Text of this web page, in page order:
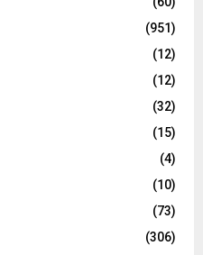
(951)
(12)
(12)
(32)
(15)
(4)
(10)
(73)
(306)